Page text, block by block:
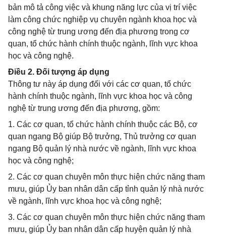
bản mô tả công việc và khung năng lực của vị trí việc
làm công chức nghiệp vụ chuyên ngành khoa học và
công nghệ từ trung ương đến địa phương trong cơ
quan, tổ chức hành chính thuộc ngành, lĩnh vực khoa
học và công nghệ.
Điều 2. Đối tượng áp dụng
Thông tư này áp dụng đối với các cơ quan, tổ chức
hành chính thuộc ngành, lĩnh vực khoa học và công
nghệ từ trung ương đến địa phương, gồm:
1. Các cơ quan, tổ chức hành chính thuộc các Bộ, cơ
quan ngang Bộ giúp Bộ trưởng, Thủ trưởng cơ quan
ngang Bộ quản lý nhà nước về ngành, lĩnh vực khoa
học và công nghệ;
2. Các cơ quan chuyên môn thực hiện chức năng tham
mưu, giúp Ủy ban nhân dân cấp tỉnh quản lý nhà nước
về ngành, lĩnh vực khoa học và công nghệ;
3. Các cơ quan chuyên môn thực hiện chức năng tham
mưu, giúp Ủy ban nhân dân cấp huyện quản lý nhà